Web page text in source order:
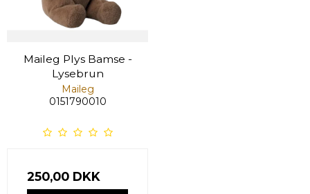
Maileg Plys Bamse -
Lysebrun
Maileg
0151790010
250,00 DKK